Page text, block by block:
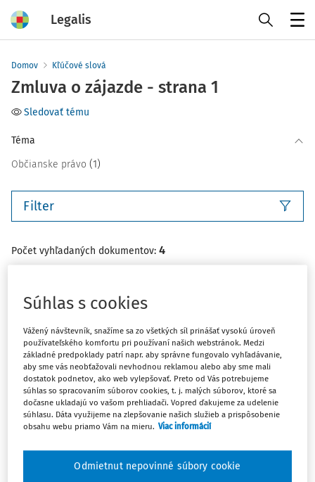
Legalis
Domov Kľúčové slová
Zmluva o zájazde - strana 1
Sledovať tému
Téma
Občianske právo (1)
Filter
Počet vyhľadaných dokumentov: 4
Najnovšie
ČLÁNKY
Nesplnenie povinnosti riadne prevziať
smernicu, účinky smernice a
zodpovednosť štátu za škodu v prípade
zájazdov neuskutočnených v období
pandémie COVID-19
ako "Súdny dvor") v konaní vo veci C-540/21 o nesplnenie
povinnosti podľa článku 258 ZFEÚ proti Slovenskej
Súhlas s cookies
Vážený návštevník, snažíme sa zo všetkých síl prinášať vysokú úroveň
používateľského komfortu pri používaní našich webstránok. Medzi
základné predpoklady patrí napr. aby správne fungovalo vyhľadávanie,
aby sme vás neobťažovali nevhodnou reklamou alebo aby sme mali
dostatok podnetov, ako web vylepšovať. Preto od Vás potrebujeme
súhlas so spracovaním súborov cookies, t. j. malých súborov, ktoré sa
dočasne ukladajú vo vašom prehliadači. Vopred ďakujeme za udelenie
súhlasu. Dáta využijeme na zlepšovanie našich služieb a prispôsobenie
obsahu webu priamo Vám na mieru. Viac informácií
Odmietnut nepovinné súbory cookie